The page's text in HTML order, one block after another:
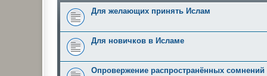
Для желающих принять Ислам
Для новичков в Исламе
Опровержение распространённых сомнений